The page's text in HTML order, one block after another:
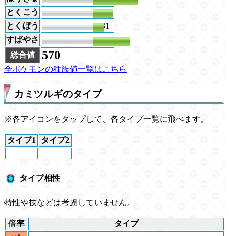
とくこう
59
とくぼう
31
すばやさ
109
総合値
570
全ポケモンの種族値一覧はこちら
カミツルギのタイプ
※各アイコンをタップして、各タイプ一覧に飛べます。
タイプ1 タイプ2
タイプ相性
特性や技などは考慮していません。
倍率
タイプ